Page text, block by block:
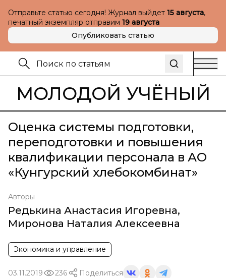
Отправьте статью сегодня! Журнал выйдет 15 августа,
печатный экземпляр отправим 19 августа
Опубликовать статью
МОЛОДОЙ УЧЁНЫЙ
Оценка системы подготовки,
переподготовки и повышения
квалификации персонала в АО
«Кунгурский хлебокомбинат»
Авторы
Редькина Анастасия Игоревна,
Миронова Наталия Алексеевна
Экономика и управление
03.11.2019 236 Поделиться